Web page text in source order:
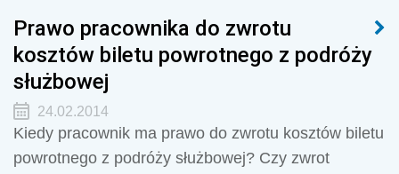
Prawo pracownika do zwrotu
kosztów biletu powrotnego z podróży
służbowej
24.02.2014
Kiedy pracownik ma prawo do zwrotu kosztów biletu
powrotnego z podróży służbowej? Czy zwrot